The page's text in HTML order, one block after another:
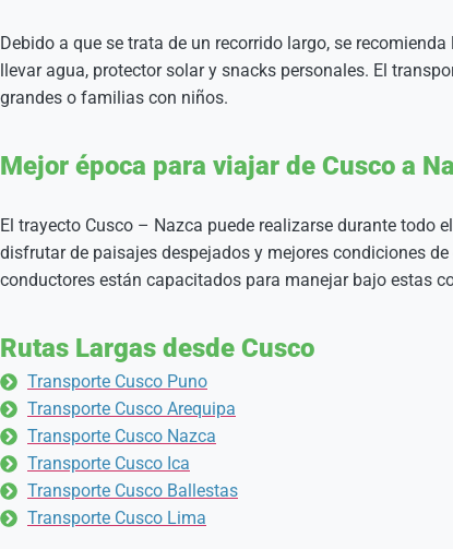
Debido a que se trata de un recorrido largo, se
llevar agua, protector solar y snacks personales. El
grandes o familias con niños.
Mejor época para viajar de Cusco a
El trayecto Cusco – Nazca puede realizarse durante todo
disfrutar de paisajes despejados y mejores condiciones
conductores están capacitados para manejar bajo estas
Rutas Largas desde Cusco
Transporte Cusco Puno
Transporte Cusco Arequipa
Transporte Cusco Nazca
Transporte Cusco Ica
Transporte Cusco Ballestas
Transporte Cusco Lima